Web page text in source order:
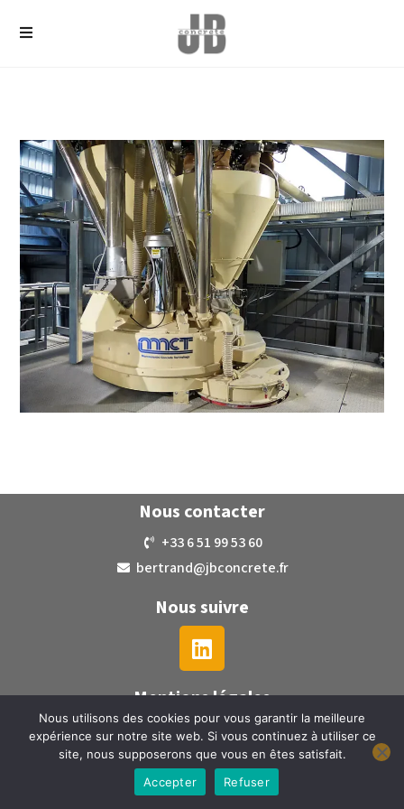
Nous contacter
+33 6 51 99 53 60
bertrand@jbconcrete.fr
Nous suivre
Mentions légales
Nous utilisons des cookies pour vous garantir la meilleure
expérience sur notre site web. Si vous continuez à utiliser ce
site, nous supposerons que vous en êtes satisfait.
Accepter
Refuser